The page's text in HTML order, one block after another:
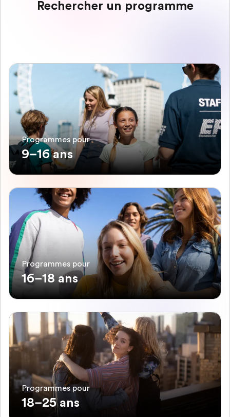
Rechercher un programme
Programmes pour
9–16 ans
Programmes pour
16–18 ans
Programmes pour
18–25 ans